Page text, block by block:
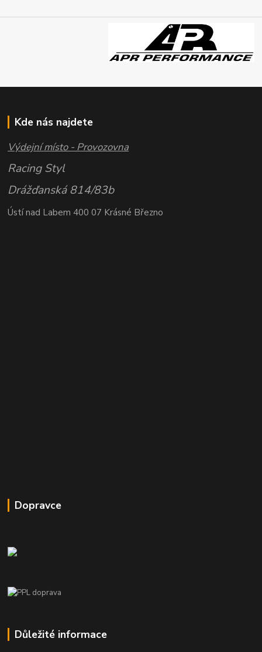
Kde nás najdete
Výdejní místo - Provozovna
Racing Styl
Drážďanská 814/83b
Ústí nad Labem 400 07 Krásné Březno
Dopravce
Důležité informace